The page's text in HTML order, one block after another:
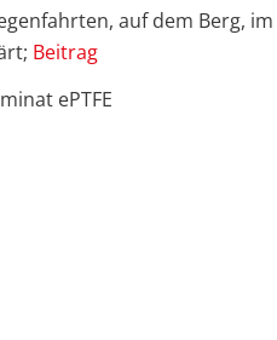
auf dem Berg,
Beitrag
ePTFE